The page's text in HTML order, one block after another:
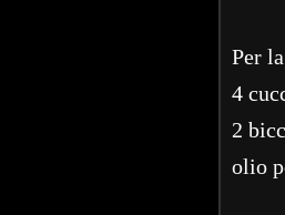
Per
4
2
olio